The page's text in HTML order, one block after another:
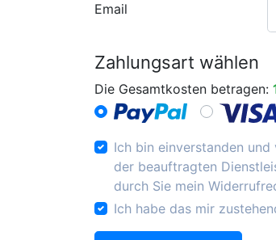
Email
Zahlungsart wählen
Die Gesamtkosten betragen:
Ich bin einverstanden
der beauftragten
durch Sie mein
Ich habe das mir